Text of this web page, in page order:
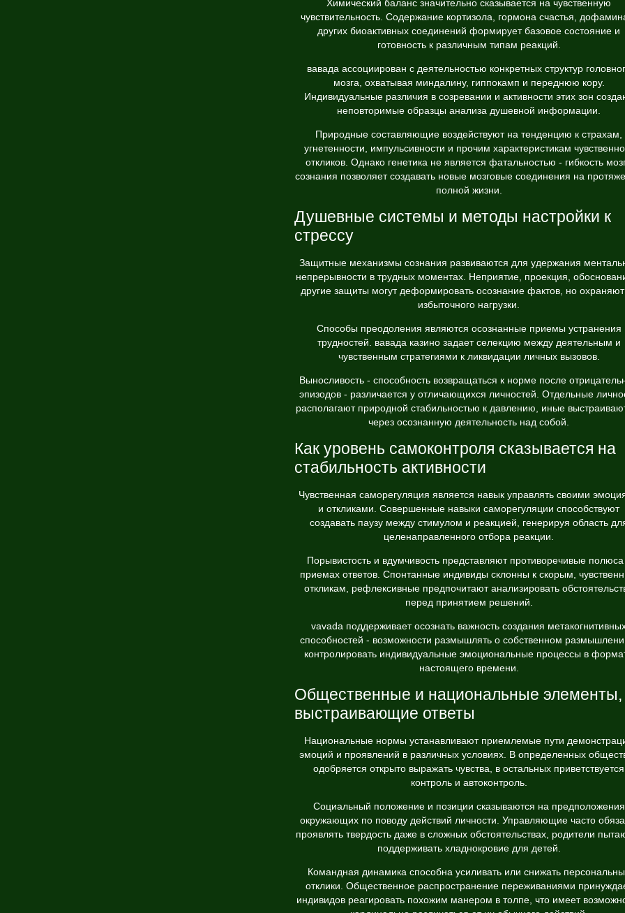
Химический баланс значительно сказывается на чувственную
чувствительность. Содержание кортизола, гормона счастья,
других биоактивных соединений формирует базовое состояние и
готовность к различным типам реакций.
вавада ассоциирован с деятельностью конкретных структур
мозга, охватывая миндалину, гиппокамп и переднюю кору.
Индивидуальные различия в созревании и активности этих зон
неповторимые образцы анализа душевной информации.
Природные составляющие воздействуют на тенденцию к страхам,
угнетенности, импульсивности и прочим характеристикам
откликов. Однако генетика не является фатальностью - гибкость
сознания позволяет создавать новые мозговые соединения на
полной жизни.
Душевные системы и методы настройки к
стрессу
Защитные механизмы сознания развиваются для удержания
непрерывности в трудных моментах. Неприятие, проекция,
другие защиты могут деформировать осознание фактов, но
избыточного нагрузки.
Способы преодоления являются осознанные приемы устранения
трудностей. вавада казино задает селекцию между деятельным и
чувственным стратегиями к ликвидации личных вызовов.
Выносливость - способность возвращаться к норме после
эпизодов - различается у отличающихся личностей. Отдельные
располагают природной стабильностью к давлению, иные
через осознанную деятельность над собой.
Как уровень самоконтроля сказывается на
стабильность активности
Чувственная саморегуляция является навык управлять своими
и откликами. Совершенные навыки саморегуляции способствуют
создавать паузу между стимулом и реакцией, генерируя область
целенаправленного отбора реакции.
Порывистость и вдумчивость представляют противоречивые полюса
приемах ответов. Спонтанные индивиды склонны к скорым,
откликам, рефлексивные предпочитают анализировать
перед принятием решений.
vavada поддерживает осознать важность создания
способностей - возможности размышлять о собственном
контролировать индивидуальные эмоциональные процессы в
настоящего времени.
Общественные и национальные элементы,
выстраивающие ответы
Национальные нормы устанавливают приемлемые пути
эмоций и проявлений в различных условиях. В определенных
одобряется открыто выражать чувства, в остальных приветствуется
контроль и автоконтроль.
Социальный положение и позиции сказываются на предположения
окружающих по поводу действий личности. Управляющие часто
проявлять твердость даже в сложных обстоятельствах, родители
поддерживать хладнокровие для детей.
Командная динамика способна усиливать или снижать
отклики. Общественное распространение переживаниями
индивидов реагировать похожим манером в толпе, что имеет